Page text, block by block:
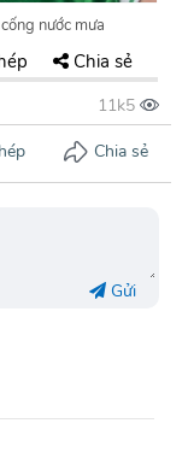
nước mưa
Chia sẻ
Gửi